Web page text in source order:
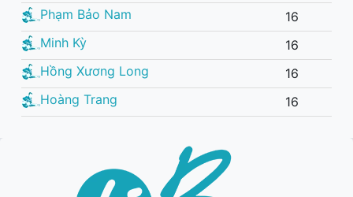
Phạm Bảo Nam
16
Minh Kỳ
16
Hồng Xương Long
16
Hoàng Trang
16